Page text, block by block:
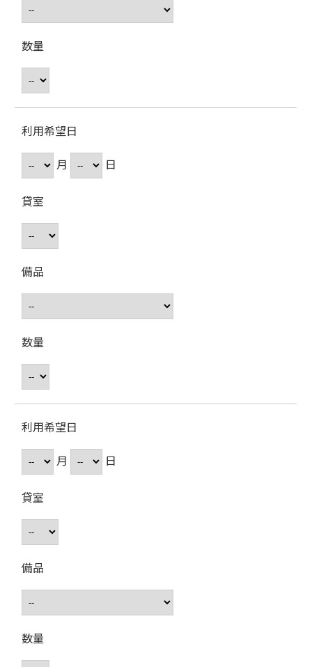
数量
利用希望日
月
日
貸室
備品
数量
利用希望日
月
日
貸室
備品
数量